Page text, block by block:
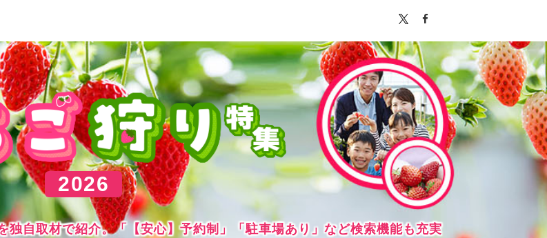
2026
自取材で紹介。「【安心】予約制」「駐車場あり」など検索機能も充実